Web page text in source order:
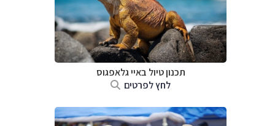
תכנון טיול באיי גלאפגוס
לחץ לפרטים